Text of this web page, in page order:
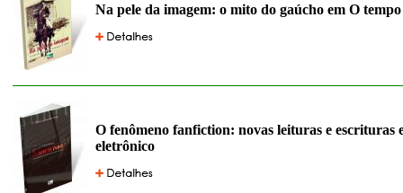
Na pele da imagem: o mito do gaúcho em O
O fenômeno fanfiction: novas leituras e escrituras
eletrônico